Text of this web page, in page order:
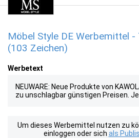
Möbel Style DE Werbemittel
(103 Zeichen)
Werbetext
NEUWARE: Neue Produkte von
zu unschlagbar günstigen Preisen.
Um dieses Werbemittel nutzen zu
einloggen oder sich als